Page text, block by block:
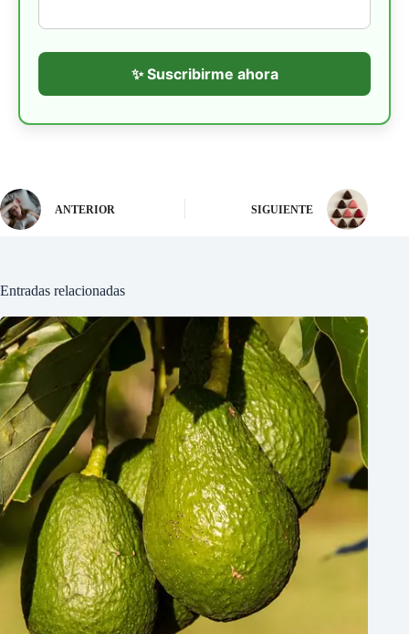
✨ Suscribirme ahora
ANTERIOR SIGUIENTE
Entradas relacionadas